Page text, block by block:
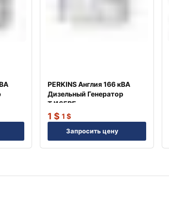
PERKINS Англия 166 кВА
Дизельный Генератор
TJ165PE
1 $ 1 $
Запросить цену